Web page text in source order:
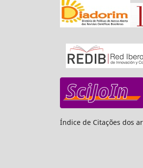
Índice de Citações dos